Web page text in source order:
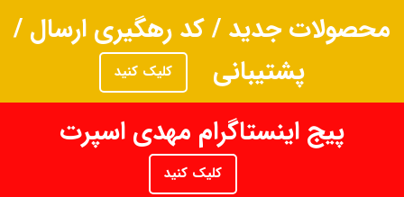
محصولات جدید / کد رهگیری ارسال /
پشتیبانی
کلیک کنید
پیج اینستاگرام مهدی اسپرت
کلیک کنید